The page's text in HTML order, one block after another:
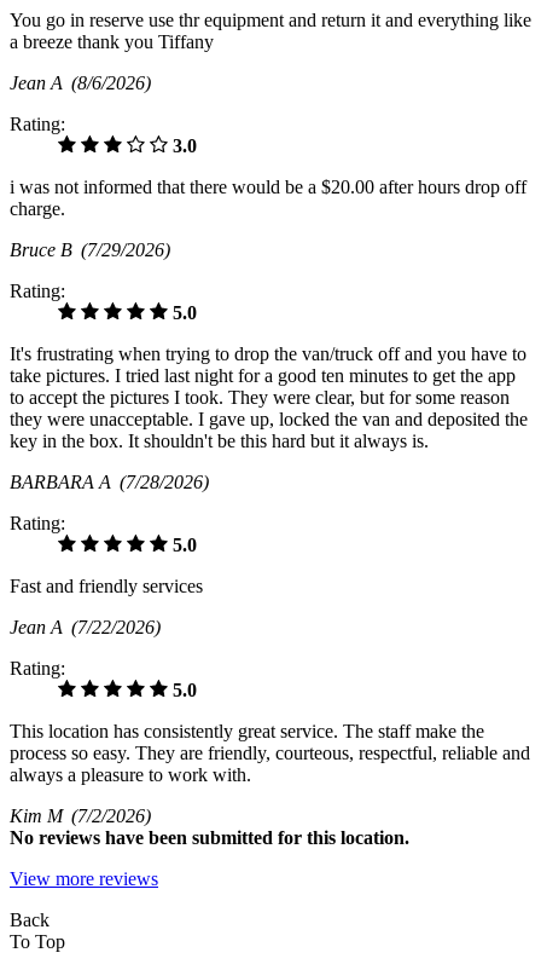
You go in reserve use thr equipment and return it and everything like
a breeze thank you Tiffany
Jean A (8/6/2026)
Rating:
3.0
i was not informed that there would be a $20.00 after hours drop off
charge.
Bruce B (7/29/2026)
Rating:
5.0
It's frustrating when trying to drop the van/truck off and you have to
take pictures. I tried last night for a good ten minutes to get the app
to accept the pictures I took. They were clear, but for some reason
they were unacceptable. I gave up, locked the van and deposited the
key in the box. It shouldn't be this hard but it always is.
BARBARA A (7/28/2026)
Rating:
5.0
Fast and friendly services
Jean A (7/22/2026)
Rating:
5.0
This location has consistently great service. The staff make the
process so easy. They are friendly, courteous, respectful, reliable and
always a pleasure to work with.
Kim M (7/2/2026)
No reviews have been submitted for this location.
View more reviews
Back
To Top